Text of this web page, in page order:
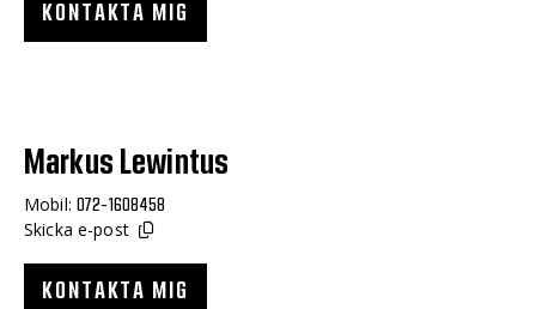
KONTAKTA MIG
Markus Lewintus
Mobil: 072-1608458
Skicka e-post
KONTAKTA MIG